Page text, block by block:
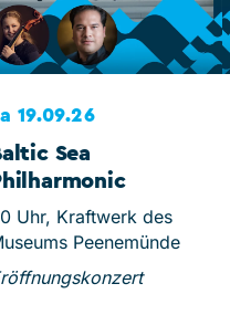
19.09.26
Sea
Uhr, Kraftwerk des
Peenemünde